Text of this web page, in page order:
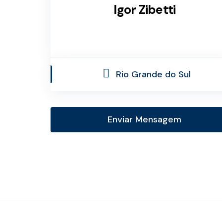
Igor Zibetti
Rio Grande do Sul
Enviar Mensagem